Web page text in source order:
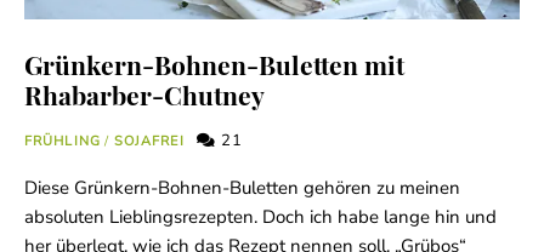
Grünkern-Bohnen-Buletten mit
Rhabarber-Chutney
FRÜHLING / SOJAFREI 21
Diese Grünkern-Bohnen-Buletten gehören zu meinen
absoluten Lieblingsrezepten. Doch ich habe lange hin und
her überlegt, wie ich das Rezept nennen soll. „Grübos“